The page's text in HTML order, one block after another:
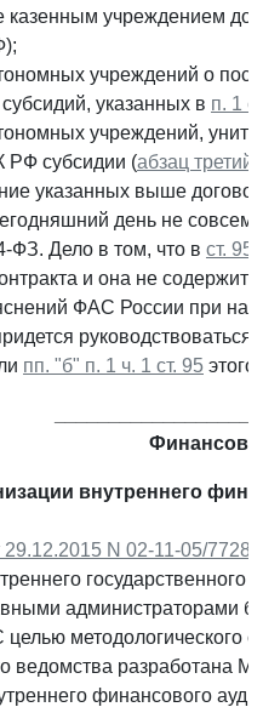
учреждением
учреждений о
указанных в п. 1
учреждений,
РФ субсидии (абзац третий
указанных выше
день не
ФЗ. Дело в том, что в ст. 95
и она не
ФАС России при
пп. "б" п. 1 ч. 1 ст. 95
внутреннего
N 02-11-05/77284
администраторами
методологического
ведомства разработана
финансового